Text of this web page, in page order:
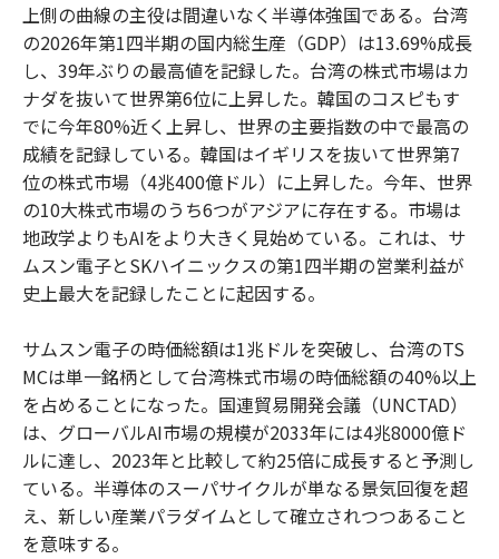
上側の曲線の主役は間違いなく半導体強国である。台湾
の2026年第1四半期の国内総生産（GDP）は13.69%成長
し、39年ぶりの最高値を記録した。台湾の株式市場はカ
ナダを抜いて世界第6位に上昇した。韓国のコスピもす
でに今年80%近く上昇し、世界の主要指数の中で最高の
成績を記録している。韓国はイギリスを抜いて世界第7
位の株式市場（4兆400億ドル）に上昇した。今年、世界
の10大株式市場のうち6つがアジアに存在する。市場は
地政学よりもAIをより大きく見始めている。これは、サ
ムスン電子とSKハイニックスの第1四半期の営業利益が
史上最大を記録したことに起因する。
サムスン電子の時価総額は1兆ドルを突破し、台湾のTS
MCは単一銘柄として台湾株式市場の時価総額の40%以上
を占めることになった。国連貿易開発会議（UNCTAD）
は、グローバルAI市場の規模が2033年には4兆8000億ド
ルに達し、2023年と比較して約25倍に成長すると予測し
ている。半導体のスーパサイクルが単なる景気回復を超
え、新しい産業パラダイムとして確立されつつあること
を意味する。